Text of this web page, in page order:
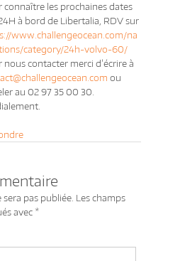
connaître les prochaines dates
à bord de Libertalia, RDV sur
www.challengeocean.com/na
category/24h-volvo-60/
nous contacter merci d’écrire à
ou
au 02 97 35 00 30.
pas publiée. Les champs
avec *